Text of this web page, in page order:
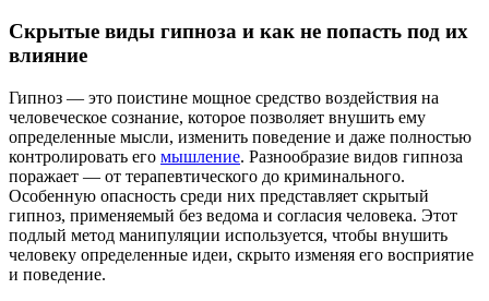
Скрытые виды гипноза и как не попасть под их
влияние
Гипноз — это поистине мощное средство воздействия на
человеческое сознание, которое позволяет внушить ему
определенные мысли, изменить поведение и даже полностью
контролировать его мышление. Разнообразие видов гипноза
поражает — от терапевтического до криминального.
Особенную опасность среди них представляет скрытый
гипноз, применяемый без ведома и согласия человека. Этот
подлый метод манипуляции используется, чтобы внушить
человеку определенные идеи, скрыто изменяя его восприятие
и поведение.